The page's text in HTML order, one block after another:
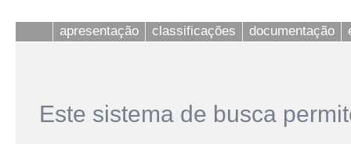
apresentação classificações documentação
Este sistema de busca